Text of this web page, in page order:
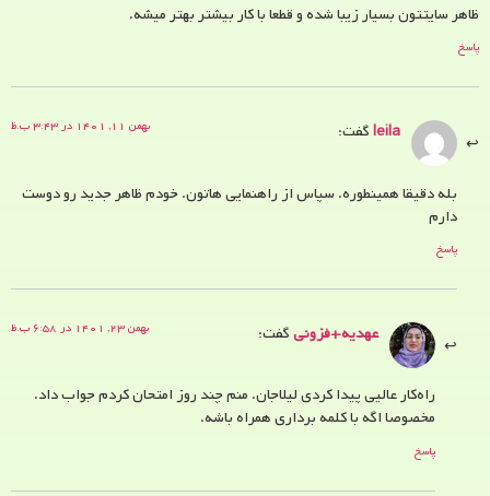
ظاهر سایتتون بسیار زیبا شده و قطعا با کار بیشتر بهتر میشه.
پاسخ
leilaگفت: بهمن ۱۱, ۱۴۰۱ در ۳:۴۳ ب.ظ
بله دقیقا همینطوره. سپاس از راهنمایی هاتون. خودم ظاهر جدید رو دوست
دارم
پاسخ
عهدیه+فزونیگفت: بهمن ۲۳, ۱۴۰۱ در ۶:۵۸ ب.ظ
راه‌کار عالیی پیدا کردی لیلاجان. منم چند روز امتحان کردم جواب داد.
مخصوصا اگه با کلمه برداری همراه باشه.
پاسخ